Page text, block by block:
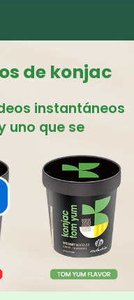
de konjac
instantáneos
uno que se